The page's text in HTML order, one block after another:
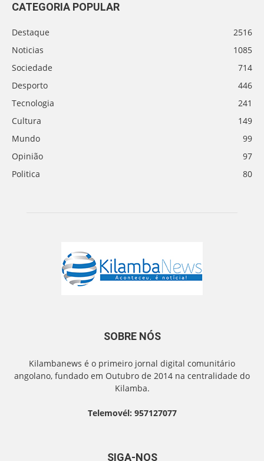
CATEGORIA POPULAR
Destaque
2516
Noticias
1085
Sociedade
714
Desporto
446
Tecnologia
241
Cultura
149
Mundo
99
Opinião
97
Politica
80
SOBRE NÓS
Kilambanews é o primeiro jornal digital comunitário
angolano, fundado em Outubro de 2014 na centralidade do
Kilamba.
Telemovél: 957127077
SIGA-NOS